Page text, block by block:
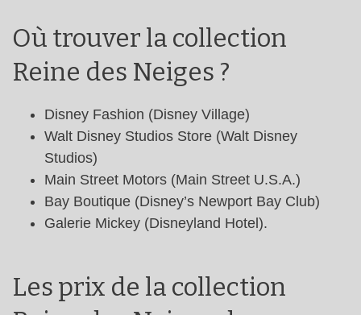
Où trouver la collection
Reine des Neiges ?
Disney Fashion (Disney Village)
Walt Disney Studios Store (Walt Disney
Studios)
Main Street Motors (Main Street U.S.A.)
Bay Boutique (Disney’s Newport Bay Club)
Galerie Mickey (Disneyland Hotel).
Les prix de la collection